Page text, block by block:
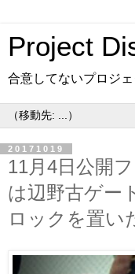
Project
合意してないプロジェ
20171019
11月4日公開
は辺野古ゲー
ロックを置い